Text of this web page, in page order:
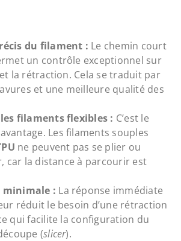
du filament : Le chemin court
un contrôle exceptionnel sur
la rétraction. Cela se traduit par
et une meilleure qualité des
filaments flexibles : C’est le
Les filaments souples
ne peuvent pas se plier ou
car la distance à parcourir est
minimale : La réponse immédiate
réduit le besoin d’une rétraction
qui facilite la configuration du
(slicer).